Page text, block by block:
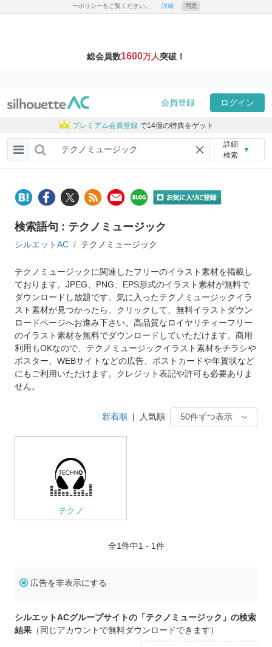
ーポリシーをご覧ください。 詳細 同意
総会員数1600万人突破！
会員登録 ログイン
プレミアム会員登録 で14個の特典をゲット
詳細
検索
▼
検索語句 : テクノミュージック
シルエットAC テクノミュージック
テクノミュージックに関連したフリーのイラスト素材を掲載し
ております。JPEG、PNG、EPS形式のイラスト素材が無料で
ダウンロードし放題です。気に入ったテクノミュージックイラ
スト素材が見つかったら、クリックして、無料イラストダウン
ロードページへお進み下さい。高品質なロイヤリティーフリー
のイラスト素材を無料でダウンロードしていただけます。商用
利用もOKなので、テクノミュージックイラスト素材をチラシや
ポスター、WEBサイトなどの広告、ポストカードや年賀状など
にもご利用いただけます。クレジット表記や許可も必要ありま
せん。
新着順 | 人気順
テクノ
全1件中1 - 1件
広告を非表示にする
シルエットACグループサイトの「テクノミュージック」の検索
結果 （同じアカウントで無料ダウンロードできます）